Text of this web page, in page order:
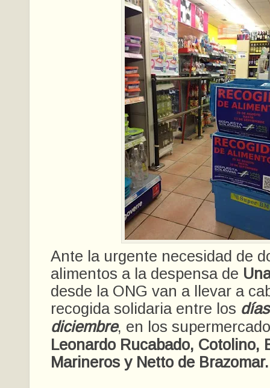
Ante la urgente necesidad de
alimentos a la despensa de
desde la ONG van a llevar a
recogida solidaria entre los
diciembre, en los
Leonardo Rucabado, Cotolino,
Marineros y Netto de Brazomar.